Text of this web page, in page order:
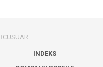
INDEKS